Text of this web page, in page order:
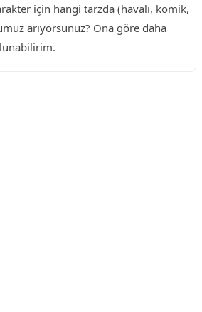
için hangi tarzda (havalı, komik,
arıyorsunuz? Ona göre daha